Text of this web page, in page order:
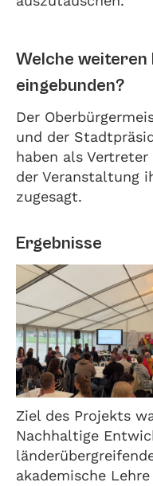
Welche
eingebunden?
Der
und der
haben als
der Veranstaltung
zugesagt.
Ergebnisse
Ziel des Projekts
Nachhaltige
akademische